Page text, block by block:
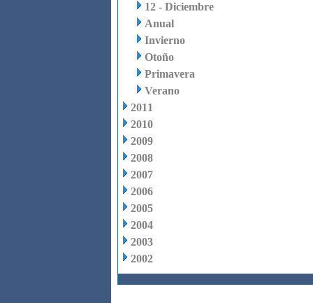
12 - Diciembre
Anual
Invierno
Otoño
Primavera
Verano
2011
2010
2009
2008
2007
2006
2005
2004
2003
2002